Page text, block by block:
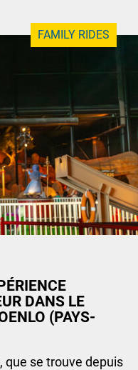
FAMILY RIDES
DANS LE
(PAYS-
que se trouve depuis